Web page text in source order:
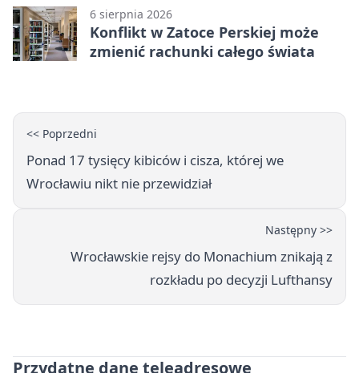
6 sierpnia 2026
Konflikt w Zatoce Perskiej może
zmienić rachunki całego świata
<< Poprzedni
Ponad 17 tysięcy kibiców i cisza, której we
Wrocławiu nikt nie przewidział
Następny >>
Wrocławskie rejsy do Monachium znikają z
rozkładu po decyzji Lufthansy
Przydatne dane teleadresowe